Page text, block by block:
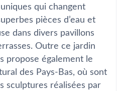
qui changent
pièces d’eau et
dans divers pavillons
Outre ce jardin
propose également le
des Pays-Bas, où sont
sculptures réalisées par